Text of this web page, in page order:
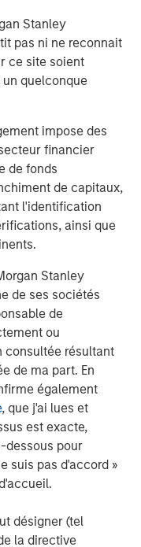
Stanley
pas ni ne reconnait
ce site soient
quelconque
impose des
financier
de fonds
de capitaux,
l'identification
ainsi que
Stanley
de ses sociétés
de
ou
consultée résultant
de ma part. En
également
, que j'ai lues et
est exacte,
dessous pour
suis pas d'accord »
désigner (tel
la directive
offering to
service-focus
Temkin on his
to partner with
employees.”
under the name PPC
strategy for the
to operate
Packaging is
packaging for the
food, bakery and
in the design and
laminated and stand
on exceptional
service, quality
base. The
and Morgan
www.ppcflex.com
middle-market
capital in a